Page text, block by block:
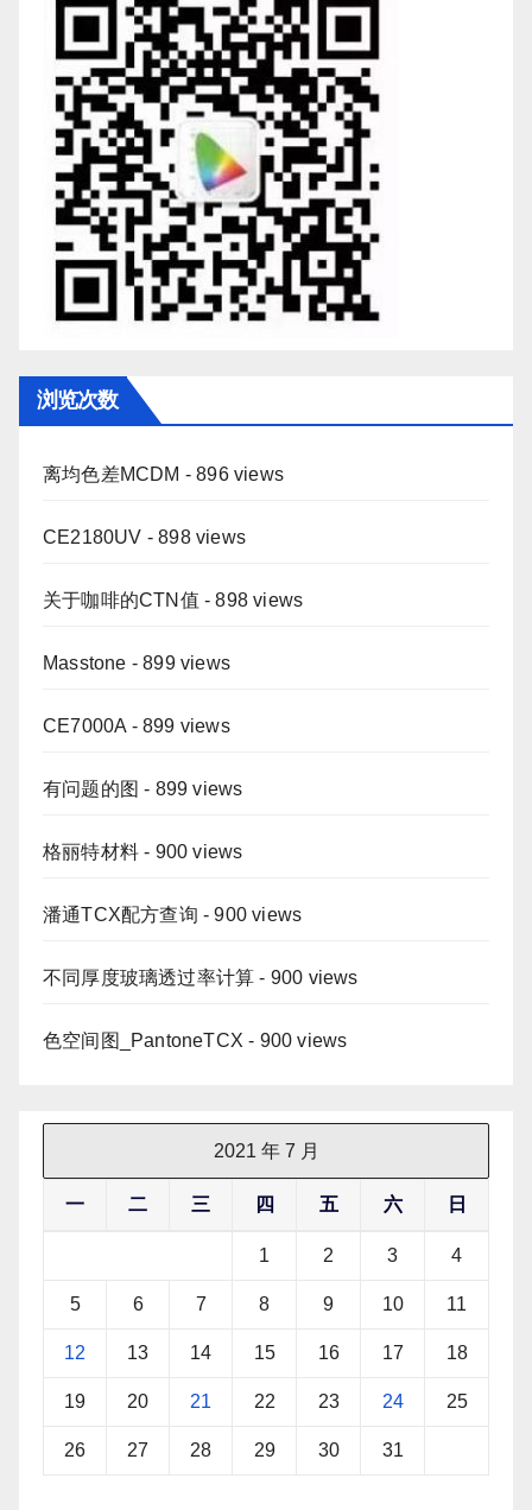
浏览次数
离均色差MCDM - 896 views
CE2180UV - 898 views
关于咖啡的CTN值 - 898 views
Masstone - 899 views
CE7000A - 899 views
有问题的图 - 899 views
格丽特材料 - 900 views
潘通TCX配方查询 - 900 views
不同厚度玻璃透过率计算 - 900 views
色空间图_PantoneTCX - 900 views
2021 年 7 月
一 二 三 四 五 六 日
1 2 3 4
5 6 7 8 9 10 11
12 13 14 15 16 17 18
19 20 21 22 23 24 25
26 27 28 29 30 31